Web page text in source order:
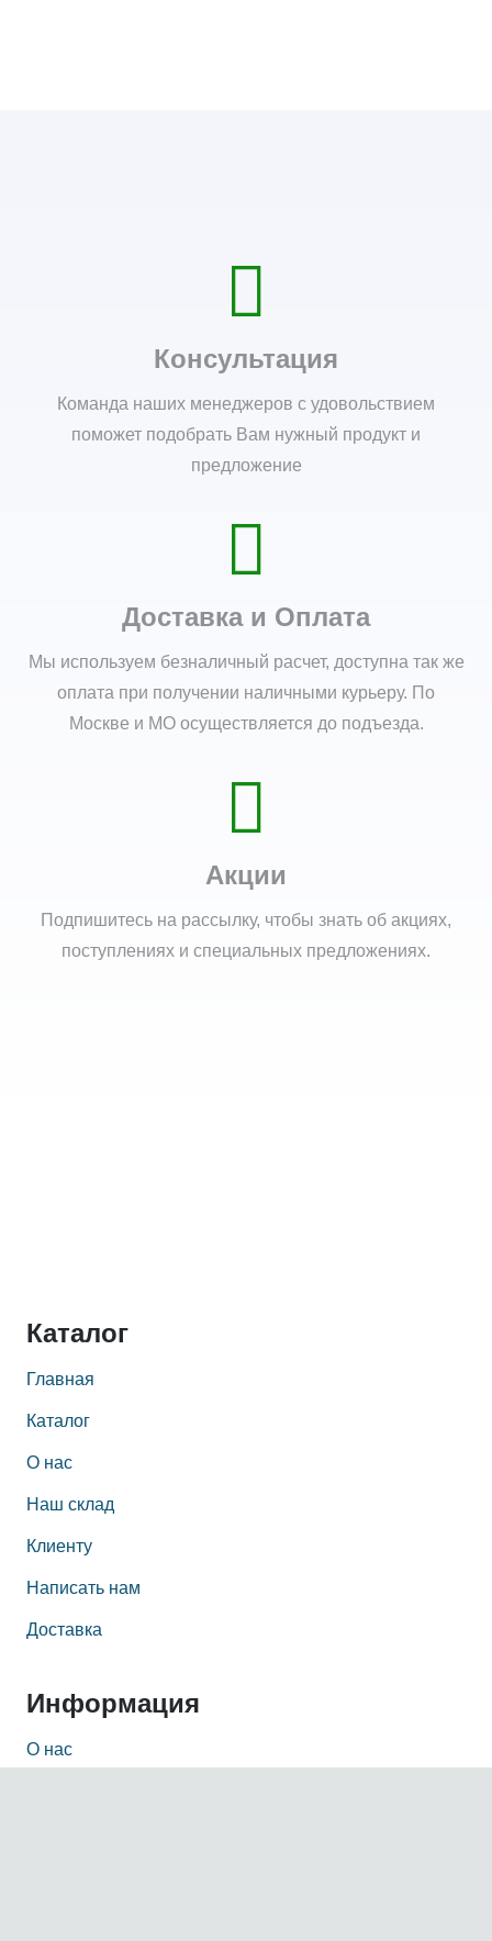
Консультация
Команда наших менеджеров с удовольствием
поможет подобрать Вам нужный продукт и
предложение
Доставка и Оплата
Мы используем безналичный расчет, доступна так же
оплата при получении наличными курьеру. По
Москве и МО осуществляется до подъезда.
Акции
Подпишитесь на рассылку, чтобы знать об акциях,
поступлениях и специальных предложениях.
Каталог
Главная
Каталог
О нас
Наш склад
Клиенту
Написать нам
Доставка
Информация
О нас